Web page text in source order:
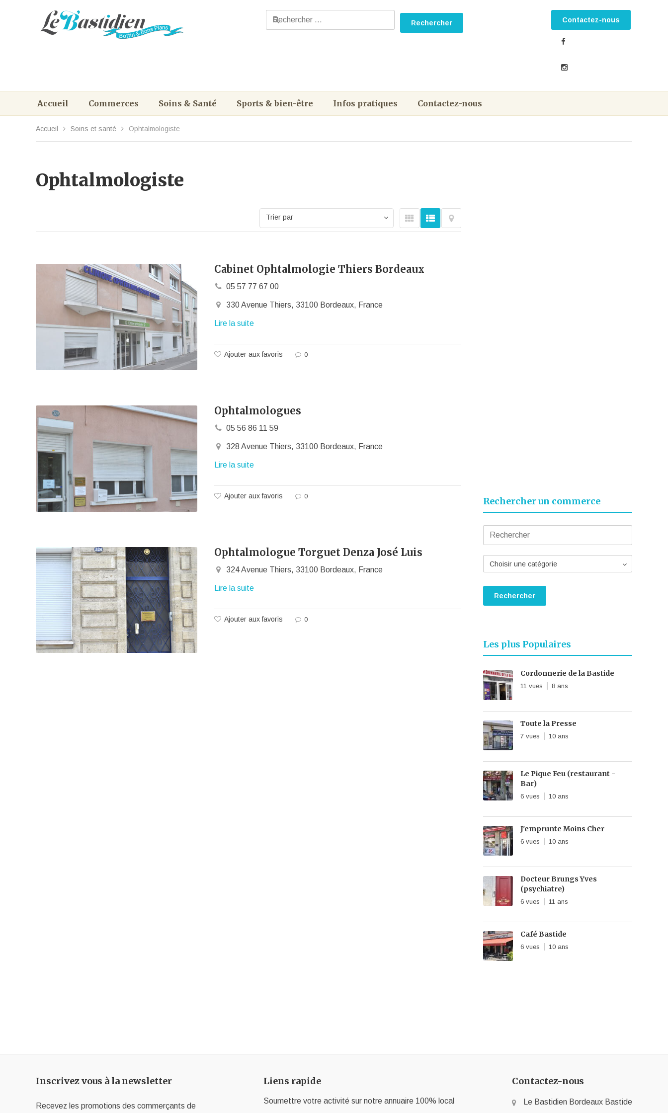
Contactez-nous
Accueil Commerces Soins & Santé Sports & bien-être Infos pratiques Contactez-nous
Accueil Soins et santé Ophtalmologiste
Ophtalmologiste
Trier par
Cabinet Ophtalmologie Thiers Bordeaux
05 57 77 67 00
330 Avenue Thiers, 33100 Bordeaux, France
Lire la suite
Ajouter aux favoris 0
Ophtalmologues
05 56 86 11 59
328 Avenue Thiers, 33100 Bordeaux, France
Lire la suite
Ajouter aux favoris 0
Ophtalmologue Torguet Denza José Luis
324 Avenue Thiers, 33100 Bordeaux, France
Lire la suite
Ajouter aux favoris 0
Rechercher un commerce
Choisir une catégorie
Les plus Populaires
Cordonnerie de la Bastide
11 vues 8 ans
Toute la Presse
7 vues 10 ans
Le Pique Feu (restaurant -
Bar)
6 vues 10 ans
J'emprunte Moins Cher
6 vues 10 ans
Docteur Brungs Yves
(psychiatre)
6 vues 11 ans
Café Bastide
6 vues 10 ans
Inscrivez vous à la newsletter
Recevez les promotions des commerçants de
Liens rapide
Soumettre votre activité sur notre annuaire 100% local
Contactez-nous
Le Bastidien Bordeaux Bastide